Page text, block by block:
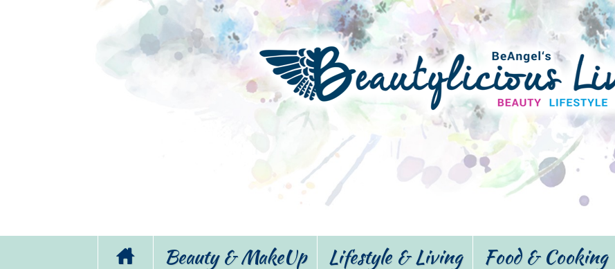
Beauty & MakeUp Lifestyle & Living Food & Cooking